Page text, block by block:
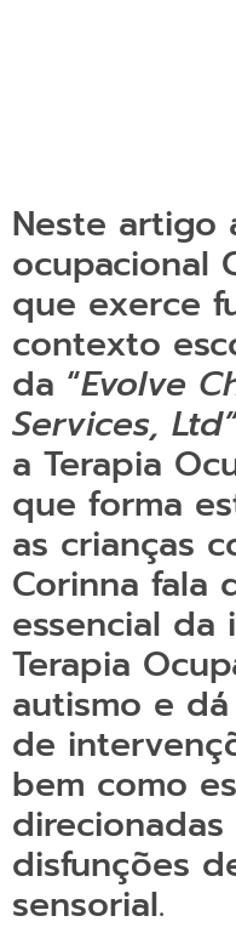
Neste artigo
ocupacional
que exerce
contexto
da “Evolve
Services,
a Terapia
que forma
as crianças
Corinna fala
essencial da
Terapia
autismo e
de
bem como
direcionadas
disfunções
sensorial.